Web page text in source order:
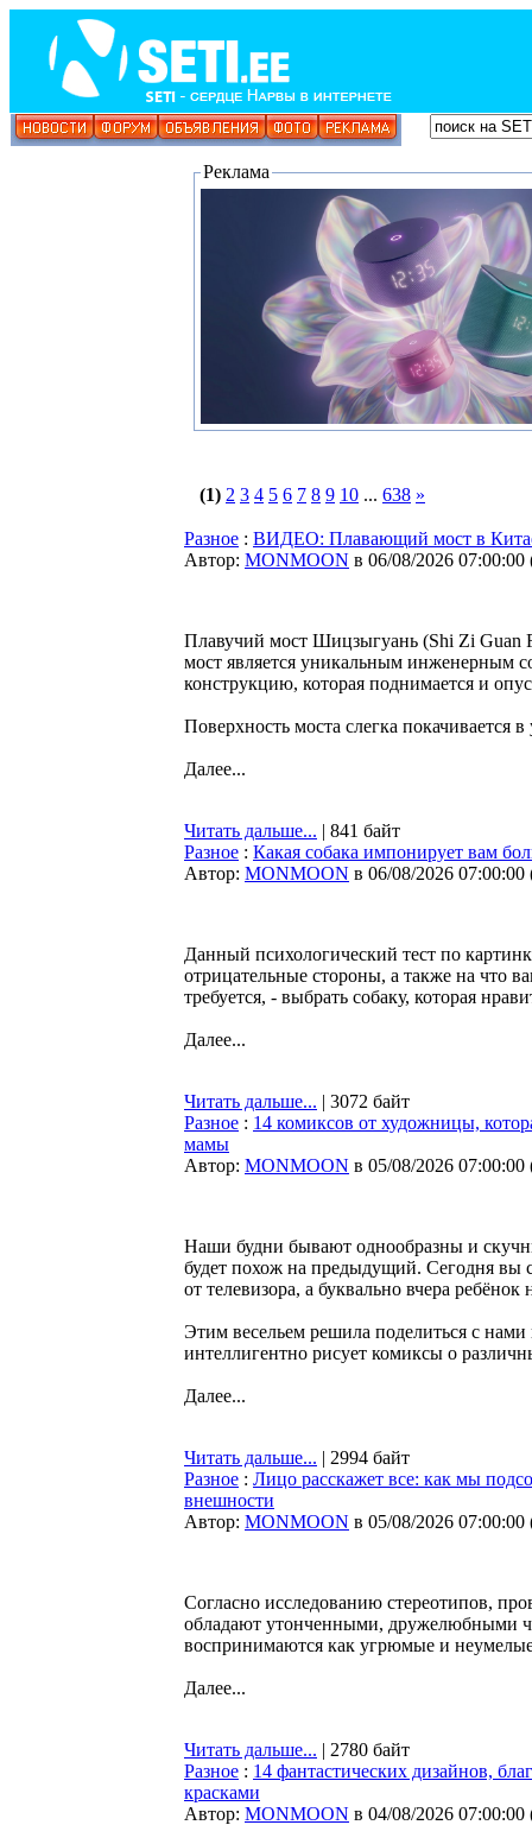
Реклама
(1) 2 3 4 5 6 7 8 9 10 ... 638 »
Разное : ВИДЕО: Плавающий мост в Китае
Автор: MONMOON в 06/08/2026 07:00:00
Плавучий мост Шицзыгуань (Shi Zi Guan
мост является уникальным инженерным
конструкцию, которая поднимается и
Поверхность моста слегка покачивается
Далее...
Читать дальше... | 841 байт
Разное : Какая собака импонирует вам
Автор: MONMOON в 06/08/2026 07:00:00
Данный психологический тест по
отрицательные стороны, а также на что
требуется, - выбрать собаку, которая
Далее...
Читать дальше... | 3072 байт
Разное : 14 комиксов от художницы,
мамы
Автор: MONMOON в 05/08/2026 07:00:00
Наши будни бывают однообразны и
будет похож на предыдущий. Сегодня вы
от телевизора, а буквально вчера
Этим весельем решила поделиться с
интеллигентно рисует комиксы о
Далее...
Читать дальше... | 2994 байт
Разное : Лицо расскажет все: как мы
внешности
Автор: MONMOON в 05/08/2026 07:00:00
Согласно исследованию стереотипов,
обладают утонченными, дружелюбными
воспринимаются как угрюмые и
Далее...
Читать дальше... | 2780 байт
Разное : 14 фантастических дизайнов,
красками
Автор: MONMOON в 04/08/2026 07:00:00